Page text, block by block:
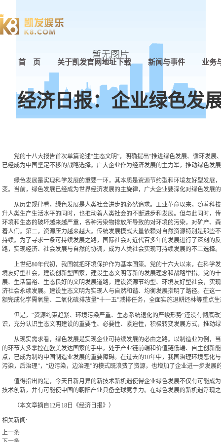
首 页 关于凯发官网地址下载 新闻与事件 业务
经济日报：企业绿色发
党的十八大报告首次单篇论述“生态文明”，明确提出“推进绿色发展、循环发展
已经成为中国坚定不移的战略选择。广大企业作为经济发展的主力军，推动绿色发
绿色发展是实现科学发展的重要一环，其本质是资源节约型和环境友好型发展
变。当前，绿色发展已经成为世界经济发展的主旋律，广大企业要深化对绿色发展
从历史规律看，绿色发展是人类社会进步的必然追求。工业革命以来，随着科
升人类生产生活水平的同时，也推动着人类社会的不断进步和发展。但与此同时
环境和生态的破坏越来越严重，各种污染物排放所导致的对环境的污染，对矿产
着人们。第二，资源压力越来越大。传统发展模式大量依赖对自然资源特别是那
持续。为了寻求一条可持续发展之路，国际社会对近代百多年的发展进行了深刻
路，实现经济、社会发展与自然的协调，成为人类社会实现可持续发展的不二选择。
上世纪80年代初，我国就把环境保护作为基本国策。党的十六大以来，在科学
境友好型社会，建设创新型国家，建设生态文明等新的发展理念和战略举措。党的
展、生活富裕、生态良好的文明发展道路，建设资源节约型、环境友好型社会，
济社会永续发展。建设生态文明为实现人与自然和谐、均衡发展指明了路径。在
额完成化学需氧量、二氧化硫排放量“十一五”减排任务，全面实施退耕还林等重点
但是，“资源约束趋紧、环境污染严重、生态系统退化的严峻形势”还没有彻底改
识，充分认识生态文明建设的重要性、必要性、紧迫性，积极转变发展方式，推动
从现实需求看，绿色发展是实现企业可持续发展的必由之路。以制造业为例，
的环节大多掌控在欧美发达国家的手中。处于产业链前端和价值链低端、自主创
点，已成为制约中国制造业发展的重要障碍。在过去的10年中，我国治理环境恶
污染，后治理”，“边污染，边治理”的模式既浪费了资源，也增加了企业进一步发
值得指出的是，今天日新月异的新技术新机遇使得企业绿色发展不仅有可能成
技术创新，并有可能使中国的朝阳产业具备全球竞争力。在绿色发展的新机遇浮现
（本文章摘自12月18日《经济日报》）
相关新闻:
上一条